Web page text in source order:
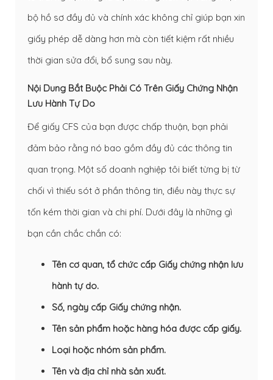
bộ hồ sơ đầy đủ và chính xác không chỉ giúp bạn xin
giấy phép dễ dàng hơn mà còn tiết kiệm rất nhiều
thời gian sửa đổi, bổ sung sau này.
Nội Dung Bắt Buộc Phải Có Trên Giấy Chứng Nhận
Lưu Hành Tự Do
Để giấy CFS của bạn được chấp thuận, bạn phải
đảm bảo rằng nó bao gồm đầy đủ các thông tin
quan trọng. Một số doanh nghiệp tôi biết từng bị từ
chối vì thiếu sót ở phần thông tin, điều này thực sự
tốn kém thời gian và chi phí. Dưới đây là những gì
bạn cần chắc chắn có:
Tên cơ quan, tổ chức cấp Giấy chứng nhận lưu
hành tự do.
Số, ngày cấp Giấy chứng nhận.
Tên sản phẩm hoặc hàng hóa được cấp giấy.
Loại hoặc nhóm sản phẩm.
Tên và địa chỉ nhà sản xuất.